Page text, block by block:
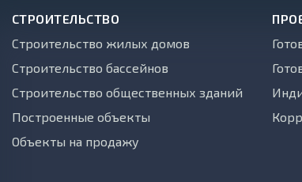
СТРОИТЕЛЬСТВО
Строительство жилых домов
Строительство бассейнов
Строительство общественных зданий
Построенные объекты
Объекты на продажу